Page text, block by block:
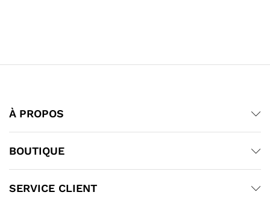
À PROPOS
BOUTIQUE
SERVICE CLIENT